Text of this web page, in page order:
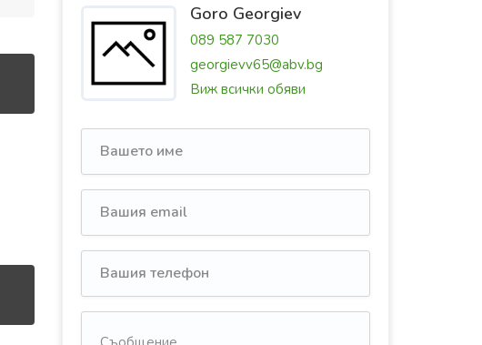
Goro Georgiev
089 587 7030
georgievv65@abv.bg
Виж всички обяви